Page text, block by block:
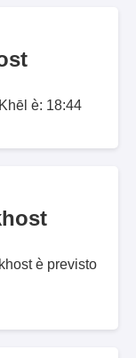
è: 18:44
è previsto